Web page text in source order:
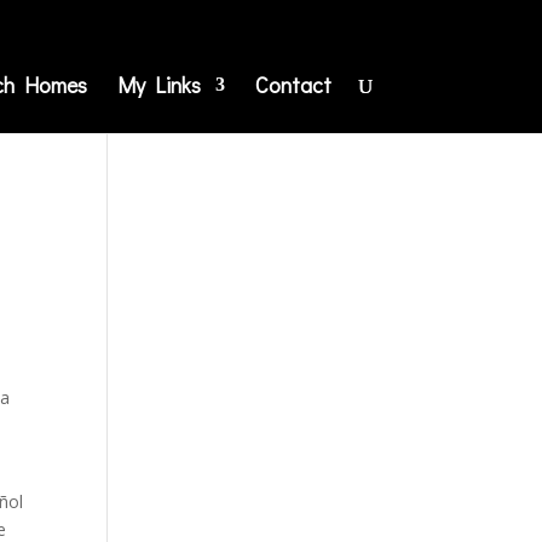
Homes My Links Contact